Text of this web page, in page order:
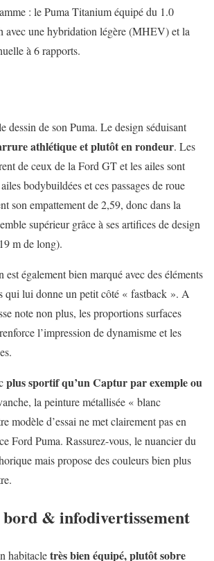
: le Puma Titanium équipé du 1.0
avec une hybridation légère (MHEV) et la
à 6 rapports.
dessin de son Puma. Le design séduisant
athlétique et plutôt en rondeur. Les
de ceux de la Ford GT et les ailes sont
bodybuildées et ces passages de roue
son empattement de 2,59, donc dans la
supérieur grâce à ses artifices de design
m de long).
également bien marqué avec des éléments
qui lui donne un petit côté « fastback ». A
note non plus, les proportions surfaces
l’impression de dynamisme et les
plus sportif qu’un Captur par exemple ou
la peinture métallisée « blanc
modèle d’essai ne met clairement pas en
Ford Puma. Rassurez-vous, le nuancier du
mais propose des couleurs bien plus
& infodivertissement
habitacletrès bien équipé, plutôt sobre